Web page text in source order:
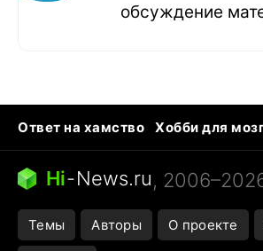
обсуждение
Ответ на хамство
Хобби для
Бензин 100 vs 95
Тунцы в
Следующая пандемия
Hi-News.ru,
Темы Авторы О проекте